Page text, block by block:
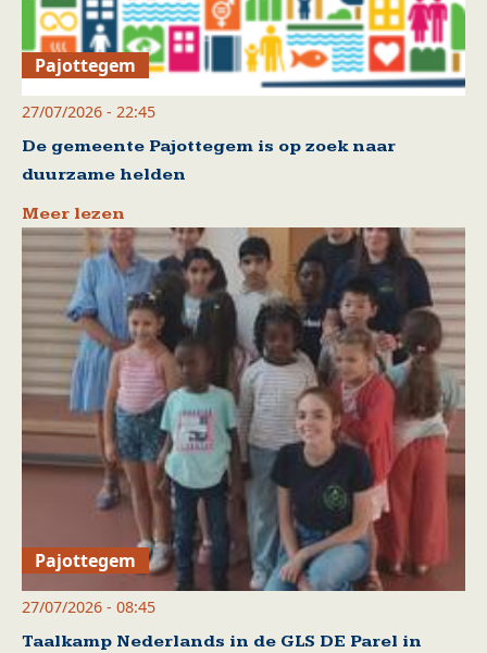
Pajottegem
27/07/2026 - 22:45
De gemeente Pajottegem is op zoek naar
duurzame helden
Meer lezen
Pajottegem
27/07/2026 - 08:45
Taalkamp Nederlands in de GLS DE Parel in